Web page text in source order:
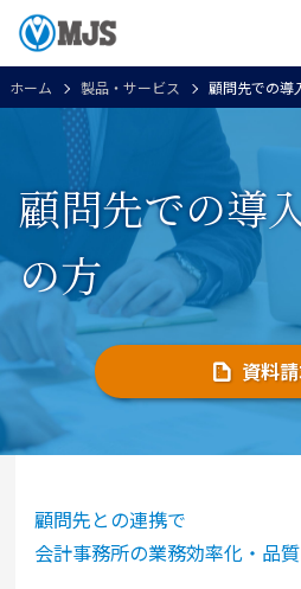
ホーム 製品・サービス 顧問先での導
顧問先での導
の方
資料
顧問先との連携で
会計事務所の業務効率化・品質